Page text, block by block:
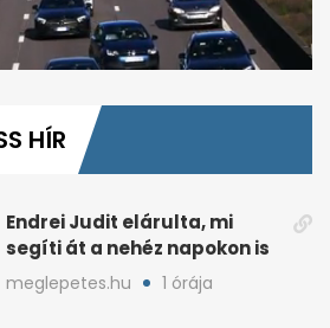
HÍR
Endrei Judit elárulta, mi
segíti át a nehéz napokon is
meglepetes.hu 1 órája